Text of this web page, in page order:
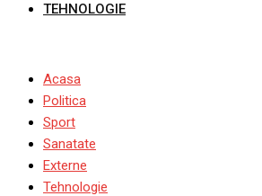
TEHNOLOGIE
Acasa
Politica
Sport
Sanatate
Externe
Tehnologie